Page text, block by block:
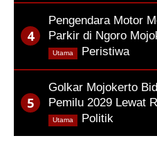
Pengendara Motor
Parkir di Ngoro
Peristiwa
Utama
Golkar Mojokerto
Pemilu 2029 Lewat
Politik
Utama